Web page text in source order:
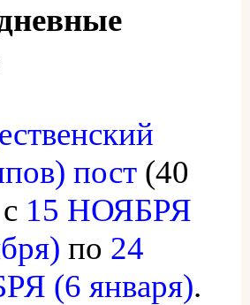
пост (40
15 НОЯБРЯ
по 24
(6 января).